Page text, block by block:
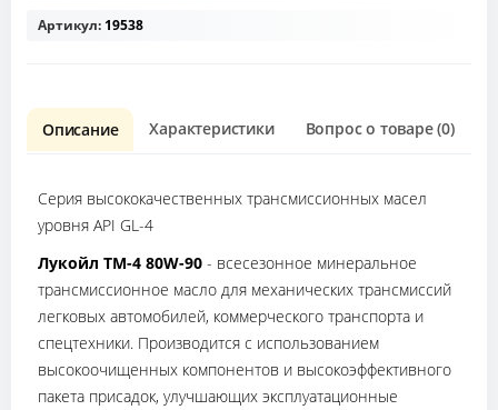
Артикул: 19538
Описание Характеристики Вопрос о товаре (0)
Серия высококачественных трансмиссионных масел
уровня API GL-4
Лукойл ТМ-4 80W-90 - всесезонное минеральное
трансмиссионное масло для механических трансмиссий
легковых автомобилей, коммерческого транспорта и
спецтехники. Производится с использованием
высокоочищенных компонентов и высокоэффективного
пакета присадок, улучшающих эксплуатационные